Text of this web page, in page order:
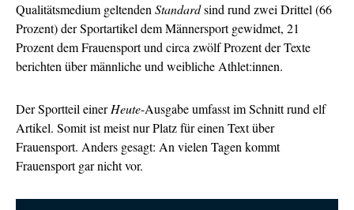
Qualitätsmedium geltendenStandardsind rund zwei Drittel (66
Prozent) der Sportartikel dem Männersport gewidmet, 21
Prozent dem Frauensport und circa zwölf Prozent der Texte
berichten über männliche und weibliche Athlet:innen.
Der Sportteil einerHeute-Ausgabe umfasst im Schnitt rund elf
Artikel. Somit ist meist nur Platz für einen Text über
Frauensport. Anders gesagt: An vielen Tagen kommt
Frauensport gar nicht vor.